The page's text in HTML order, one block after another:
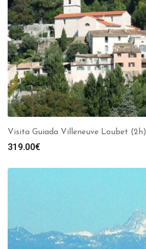
Visita Guiada Villeneuve Loubet (2h)
319.00€